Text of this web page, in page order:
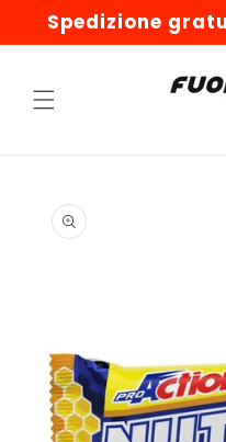
direttamente
ai contenuti
Spedizione
informazioni
sul prodotto